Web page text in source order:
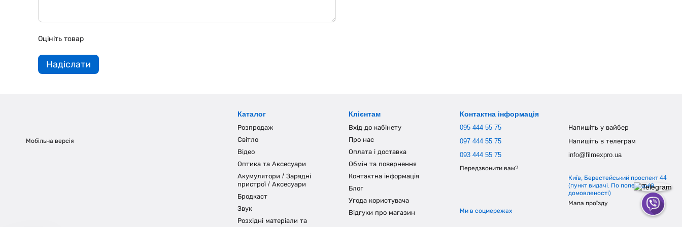
Оцініть товар
Надіслати
Мобільна версія
Каталог
Розпродаж
Світло
Відео
Оптика та Аксесуари
Акумулятори / Зарядні
пристрої / Аксесуари
Бродкаст
Звук
Розхідні матеріали та
Клієнтам
Вхід до кабінету
Про нас
Оплата і доставка
Обмін та повернення
Контактна інформація
Блог
Угода користувача
Відгуки про магазин
Контактна інформація
095 444 55 75
097 444 55 75
093 444 55 75
Передзвонити вам?
Напишіть у вайбер
Напишіть в телеграм
info@filmexpro.ua
Київ, Берестейський проспект 44
(пункт видачі. По попередній
домовленості)
Мапа проїзду
Ми в соцмережах